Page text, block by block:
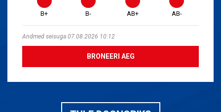
B+ B- AB+ AB-
Andmed seisuga 07.08.2026 10:12
BRONEERI AEG